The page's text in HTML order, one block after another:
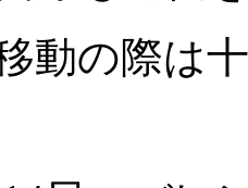
動の際は